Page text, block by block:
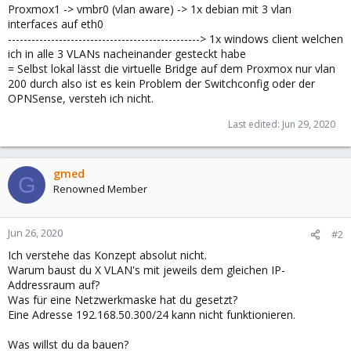
Proxmox1 -> vmbr0 (vlan aware) -> 1x debian mit 3 vlan
interfaces auf eth0
-------------------------------------------------> 1x windows client welchen
ich in alle 3 VLANs nacheinander gesteckt habe
= Selbst lokal lässt die virtuelle Bridge auf dem Proxmox nur vlan
200 durch also ist es kein Problem der Switchconfig oder der
OPNSense, versteh ich nicht.
Last edited: Jun 29, 2020
G gmed
Renowned Member
Jun 26, 2020 #2
Ich verstehe das Konzept absolut nicht.
Warum baust du X VLAN's mit jeweils dem gleichen IP-
Addressraum auf?
Was für eine Netzwerkmaske hat du gesetzt?
Eine Adresse 192.168.50.300/24 kann nicht funktionieren.
Was willst du da bauen?